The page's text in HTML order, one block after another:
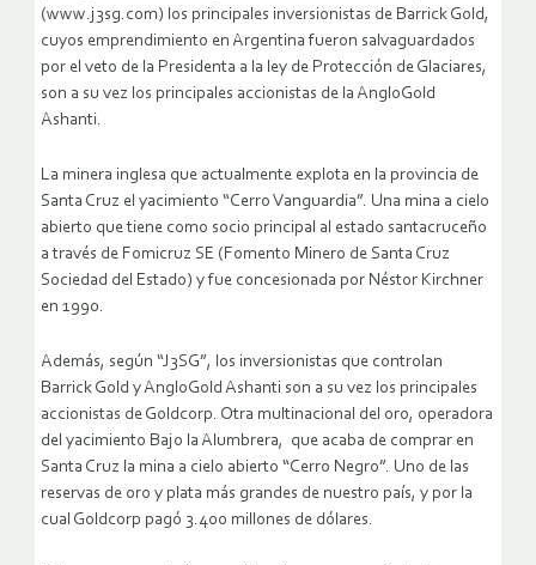
(www.j3sg.com) los principales inversionistas de Barrick Gold,
cuyos emprendimiento en Argentina fueron salvaguardados
por el veto de la Presidenta a la ley de Protección de Glaciares,
son a su vez los principales accionistas de la AngloGold
Ashanti.
La minera inglesa que actualmente explota en la provincia de
Santa Cruz el yacimiento “Cerro Vanguardia”. Una mina a cielo
abierto que tiene como socio principal al estado santacruceño
a través de Fomicruz SE (Fomento Minero de Santa Cruz
Sociedad del Estado) y fue concesionada por Néstor Kirchner
en 1990.
Además, según “J3SG”, los inversionistas que controlan
Barrick Gold y AngloGold Ashanti son a su vez los principales
accionistas de Goldcorp. Otra multinacional del oro, operadora
del yacimiento Bajo la Alumbrera, que acaba de comprar en
Santa Cruz la mina a cielo abierto “Cerro Negro”. Uno de las
reservas de oro y plata más grandes de nuestro país, y por la
cual Goldcorp pagó 3.400 millones de dólares.